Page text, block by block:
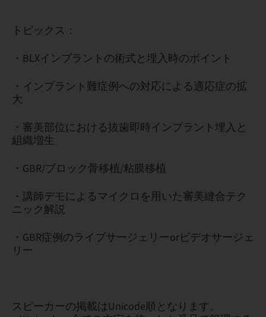
トピックス：
・BLXインプラントの術式と埋入時のポイント
・インプラント難症例への対応による適応症の拡
大
・審美部位における抜歯即時インプラント埋入と
組織増生
・GBR/ブロック骨移植/粘膜移植
・講師デモによるマイクロを用いた審美縫合テク
ニック解説
・GBR症例のライブサージェリーorビデオサージェ
リー
スピーカーの掲載はUnicode順となります。